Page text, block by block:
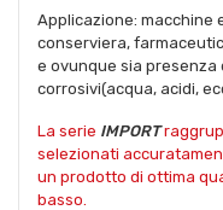
Applicazione: macchine
conserviera,
e ovunque sia presenza
corrosivi(acqua, acidi,
La serie IMPORT
selezionati
un prodotto di ottima
basso.